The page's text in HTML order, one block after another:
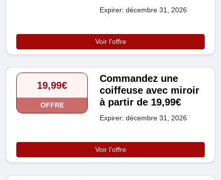
Expirer: décembre 31, 2026
Voir l'offre
19,99€
OFFRE
Commandez une
coiffeuse avec miroir
à partir de 19,99€
Expirer: décembre 31, 2026
Voir l'offre